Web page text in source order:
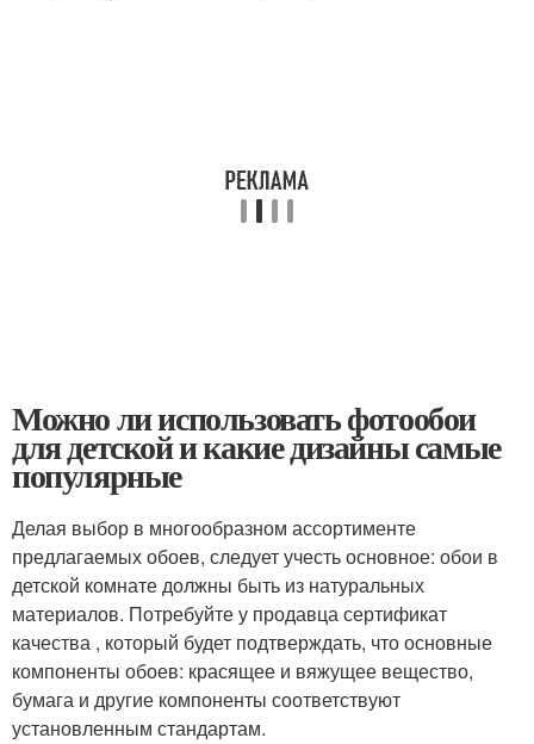
Можно ли использовать фотообои
для детской и какие дизайны самые
популярные
Делая выбор в многообразном ассортименте
предлагаемых обоев, следует учесть основное: обои в
детской комнате должны быть из натуральных
материалов. Потребуйте у продавца сертификат
качества , который будет подтверждать, что основные
компоненты обоев: красящее и вяжущее вещество,
бумага и другие компоненты соответствуют
установленным стандартам.